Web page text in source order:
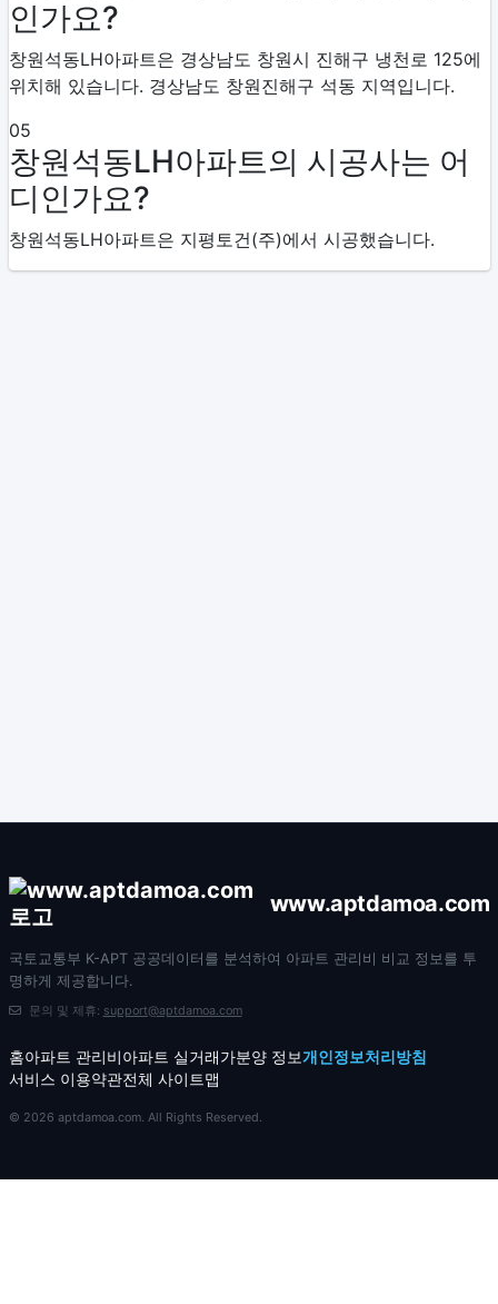
인가요?
창원석동LH아파트은 경상남도 창원시 진해구 냉천로 125에
위치해 있습니다. 경상남도 창원진해구 석동 지역입니다.
05
창원석동LH아파트의 시공사는 어
디인가요?
창원석동LH아파트은 지평토건(주)에서 시공했습니다.
www.aptdamoa.com
국토교통부 K-APT 공공데이터를 분석하여 아파트 관리비 비교 정보를 투
명하게 제공합니다.
문의 및 제휴: support@aptdamoa.com
홈아파트 관리비아파트 실거래가분양 정보개인정보처리방침
서비스 이용약관전체 사이트맵
© 2026 aptdamoa.com. All Rights Reserved.